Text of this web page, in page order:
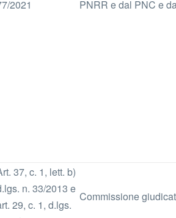
2021 PNRR e dal PNC e
37, c. 1, lett. b)
n. 33/2013 e
29, c. 1, d.lgs.
Commissione